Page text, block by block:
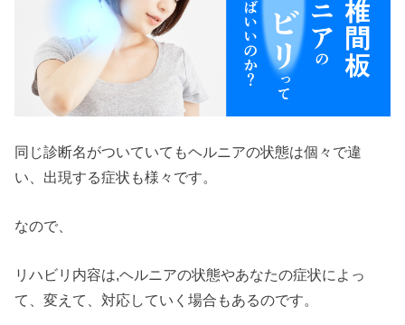
同じ診断名がついていてもヘルニアの状態は個々で違
い、出現する症状も様々です。
なので、
リハビリ内容は,ヘルニアの状態やあなたの症状によっ
て、変えて、対応していく場合もあるのです。